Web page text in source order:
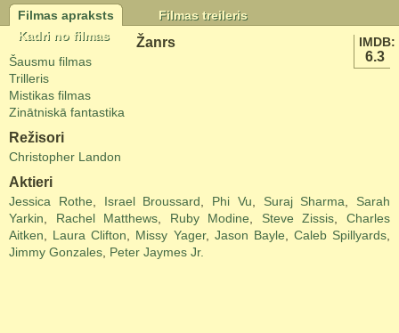
Filmas apraksts
Filmas treileris
Kadri no filmas
IMDB:
6.3
Žanrs
Šausmu filmas
Trilleris
Mistikas filmas
Zinātniskā fantastika
Režisori
Christopher Landon
Aktieri
Jessica Rothe Israel Broussard Phi Vu Suraj Sharma
Sarah
Yarkin
Rachel Matthews Ruby Modine Steve Zissis ,Charles
Aitken
Laura Clifton Missy Yager, Jason Bayle Caleb Spillyards
Jimmy Gonzales Peter Jaymes Jr.